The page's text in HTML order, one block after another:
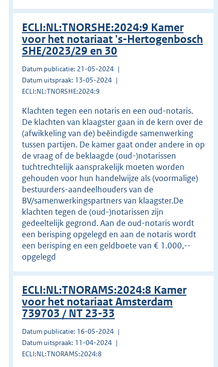
ECLI:NL:TNORSHE:2024:9 Kamer
voor het notariaat 's-Hertogenbosch
SHE/2023/29 en 30
Datum publicatie: 21-05-2024
Datum uitspraak: 13-05-2024
ECLI:NL:TNORSHE:2024:9
Klachten tegen een notaris en een oud-notaris.
De klachten van klaagster gaan in de kern over de
(afwikkeling van de) beëindigde samenwerking
tussen partijen. De kamer gaat onder andere in op
de vraag of de beklaagde (oud-)notarissen
tuchtrechtelijk aansprakelijk moeten worden
gehouden voor hun handelwijze als (voormalige)
bestuurders-aandeelhouders van de
BV/samenwerkingspartners van klaagster.De
klachten tegen de (oud-)notarissen zijn
gedeeltelijk gegrond. Aan de oud-notaris wordt
een berisping opgelegd en aan de notaris wordt
een berisping en een geldboete van € 1.000,--
opgelegd
ECLI:NL:TNORAMS:2024:8 Kamer
voor het notariaat Amsterdam
739703 / NT 23-33
Datum publicatie: 16-05-2024
Datum uitspraak: 11-04-2024
ECLI:NL:TNORAMS:2024:8